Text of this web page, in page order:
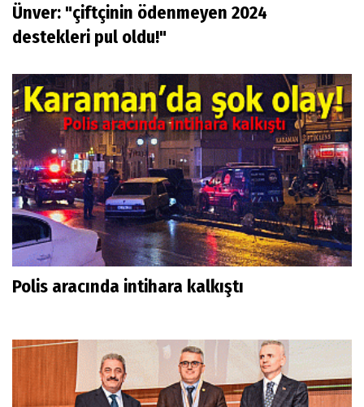
Ünver: "çiftçinin ödenmeyen 2024
destekleri pul oldu!"
Polis aracında intihara kalkıştı